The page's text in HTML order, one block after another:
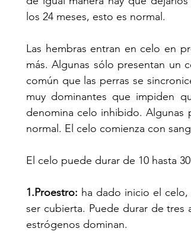
los 24 meses, esto es normal.
Las hembras entran en celo en
más. Algunas sólo presentan un
común que las perras se
muy dominantes que impiden
denomina celo inhibido. Algunas
normal. El celo comienza con
El celo puede durar de 10 hasta
1.Proestro: ha dado inicio el
ser cubierta. Puede durar de
estrógenos dominan.